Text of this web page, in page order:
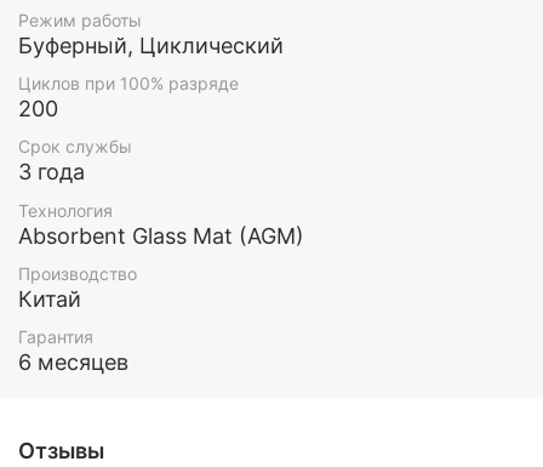
Режим работы
Буферный, Циклический
Циклов при 100% разряде
200
Срок службы
3 года
Технология
Absorbent Glass Mat (AGM)
Производство
Китай
Гарантия
6 месяцев
Отзывы